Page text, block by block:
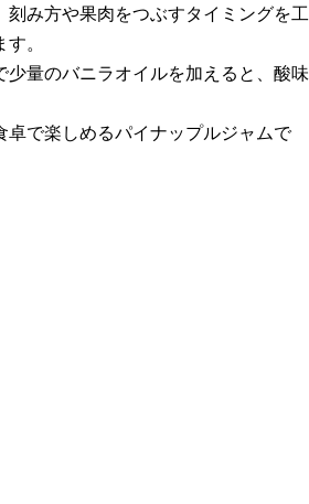
み方や果肉をつぶすタイミングを工
。
量のバニラオイルを加えると、酸味
卓で楽しめるパイナップルジャムで